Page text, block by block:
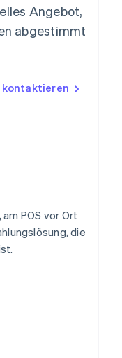
Angebot,
abgestimmt
kontaktieren
POS vor Ort
die